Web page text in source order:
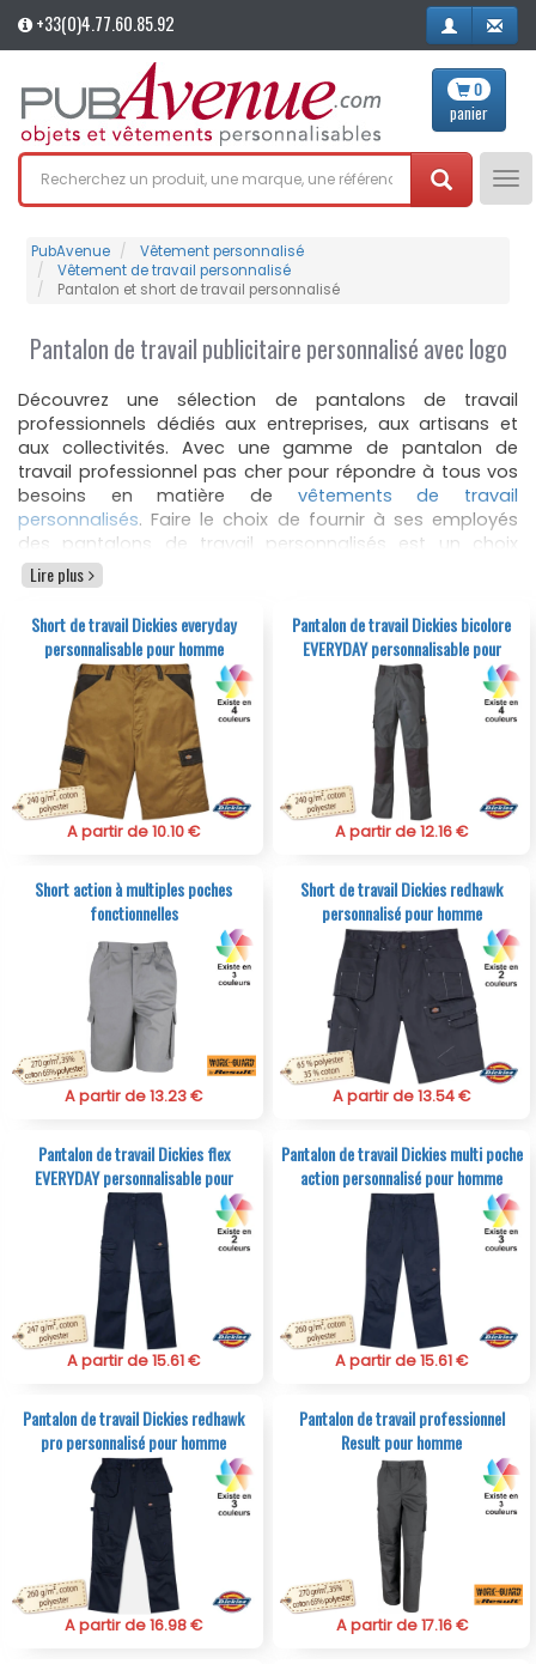
+33(0)4.77.60.85.92
0
panier
PubAvenue
Vêtement personnalisé
Vêtement de travail personnalisé
Pantalon et short de travail personnalisé
Pantalon de travail publicitaire personnalisé avec logo
Découvrez une sélection de pantalons de travail
professionnels dédiés aux entreprises, aux artisans et
aux collectivités. Avec une gamme de pantalon de
travail professionnel pas cher pour répondre à tous vos
besoins en matière de vêtements de travail
personnalisés. Faire le choix de fournir à ses employés
des pantalons de travail personnalisés est un choix
stratégique pour toute entreprise soucieuse de son
image.
Lire plus
Short de travail Dickies everyday
personnalisable pour homme
A partir de 10.10 €
Pantalon de travail Dickies bicolore
EVERYDAY personnalisable pour
homme
A partir de 12.16 €
Short action à multiples poches
fonctionnelles
A partir de 13.23 €
Short de travail Dickies redhawk
personnalisé pour homme
A partir de 13.54 €
Pantalon de travail Dickies flex
EVERYDAY personnalisable pour
femme
A partir de 15.61 €
Pantalon de travail Dickies multi poche
action personnalisé pour homme
A partir de 15.61 €
Pantalon de travail Dickies redhawk
pro personnalisé pour homme
A partir de 16.98 €
Pantalon de travail professionnel
Result pour homme
A partir de 17.16 €